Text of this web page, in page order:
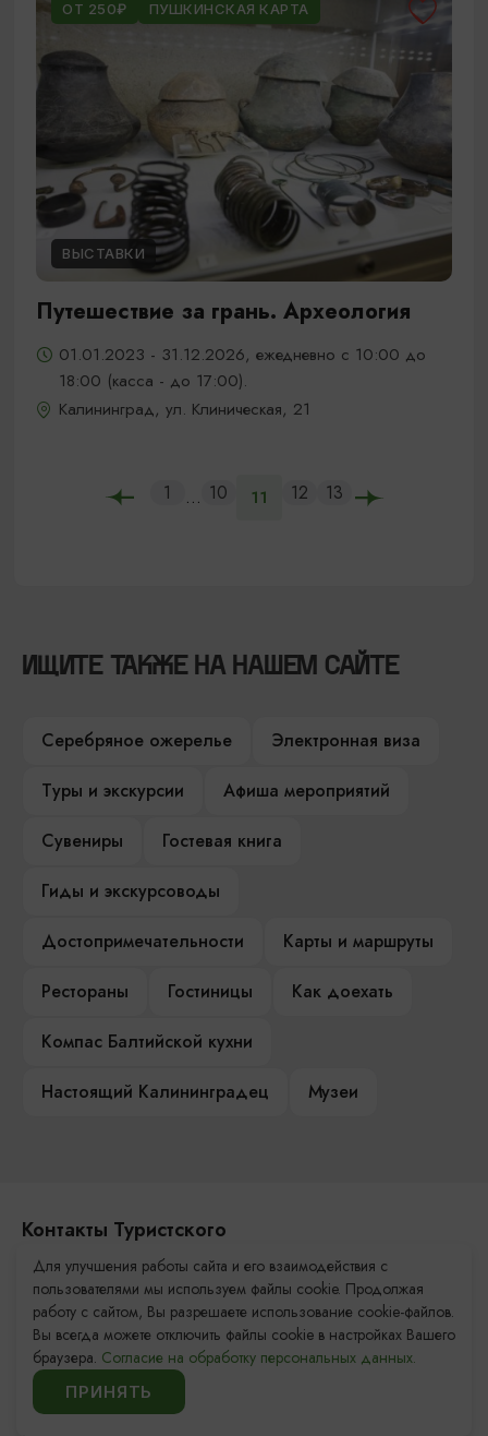
ОТ 250₽ ПУШКИНСКАЯ КАРТА
ВЫСТАВКИ
Путешествие за грань. Археология
01.01.2023 - 31.12.2026, ежедневно с 10:00 до
18:00 (касса - до 17:00).
Калининград, ул. Клиническая, 21
1 ... 10 11 12 13
ИЩИТЕ ТАКЖЕ НА НАШЕМ САЙТЕ
Серебряное ожерелье
Электронная виза
Туры и экскурсии
Афиша мероприятий
Сувениры
Гостевая книга
Гиды и экскурсоводы
Достопримечательности
Карты и маршруты
Рестораны
Гостиницы
Как доехать
Компас Балтийской кухни
Настоящий Калининградец
Музеи
Контакты Туристского
информационного центра
+7 (4012) 555-200
8 (800) 200-55-39
info@visit-kaliningrad.ru
Для улучшения работы сайта и его взаимодействия с
пользователями мы используем файлы cookie. Продолжая
работу с сайтом, Вы разрешаете использование cookie-файлов.
Вы всегда можете отключить файлы cookie в настройках Вашего
браузера. Согласие на обработку персональных данных.
ПРИНЯТЬ